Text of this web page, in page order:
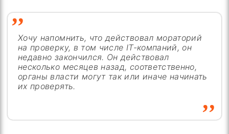
Хочу напомнить, что действовал мораторий
на проверку, в том числе IT-компаний, он
недавно закончился. Он действовал
несколько месяцев назад, соответственно,
органы власти могут так или иначе начинать
их проверять.